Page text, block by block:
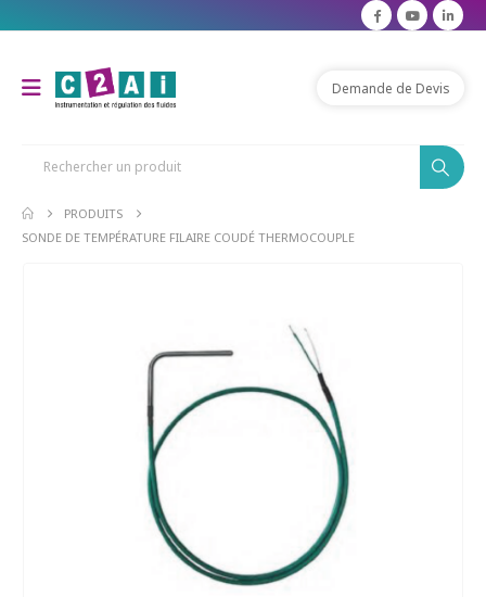
Demande de Devis
PRODUITS
SONDE DE TEMPÉRATURE FILAIRE COUDÉ THERMOCOUPLE